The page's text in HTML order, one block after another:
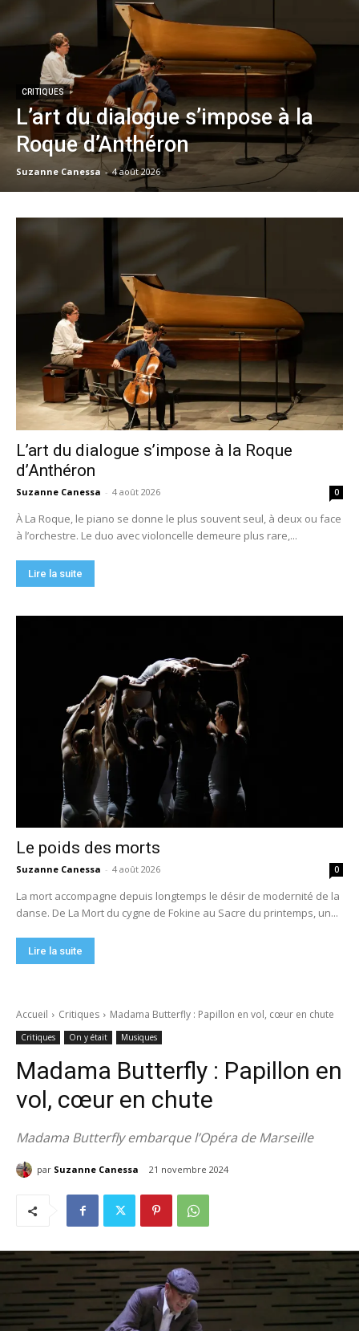
CRITIQUES
L’art du dialogue s’impose à la
Roque d’Anthéron
Suzanne Canessa - 4 août 2026
L’art du dialogue s’impose à la Roque
d’Anthéron
Suzanne Canessa - 4 août 2026 0
À La Roque, le piano se donne le plus souvent seul, à deux ou face
à l’orchestre. Le duo avec violoncelle demeure plus rare,...
Lire la suite
Le poids des morts
Suzanne Canessa - 4 août 2026 0
La mort accompagne depuis longtemps le désir de modernité de la
danse. De La Mort du cygne de Fokine au Sacre du printemps, un...
Lire la suite